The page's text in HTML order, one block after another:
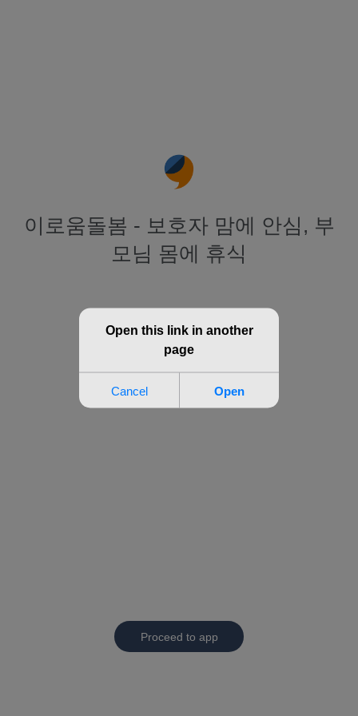
이로움돌봄 - 보호자 맘에 안심, 부
모님 몸에 휴식
Proceed to app